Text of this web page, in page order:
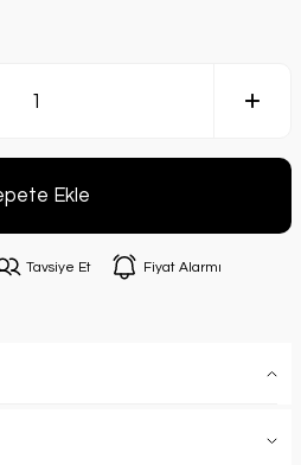
Ekle
Tavsiye Et Fiyat Alarmı